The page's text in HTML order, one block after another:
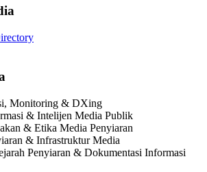
Monitoring & DXing
& Intelijen Media Publik
& Etika Media Penyiaran
& Infrastruktur Media
Penyiaran & Dokumentasi Informasi